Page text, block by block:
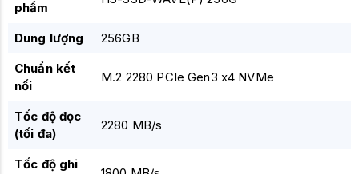
phẩm
Dung lượng
256GB
Chuẩn kết
nối
M.2 2280 PCIe Gen3 x4 NVMe
Tốc độ đọc
(tối đa)
2280 MB/s
Tốc độ ghi